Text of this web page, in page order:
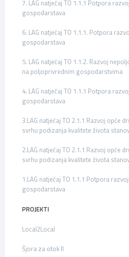
7. LAG natječaj TO 1.1.1 Potpora
gospodarstava
6. LAG natječaj TO 1.1.1. Potpora
gospodarstava
5. LAG natječaj TO 1.1.2. Razvoj
na poljoprivrednim gospodarstvima
4. LAG natječaj TO 1.1.1 Potpora
gospodarstava
3.LAG natječaj TO 2.1.1 Razvoj opće
svrhu podizanja kvalitete života
2.LAG natječaj TO 2.1.1 Razvoj opće
svrhu podizanja kvalitete života
1.LAG natječaj TO 1.1.1 Potpora
gospodarstava
PROJEKTI
Local2Local
Šjora za otok II